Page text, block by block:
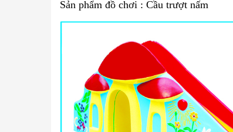
Sản phẩm đồ chơi : Cầu trượt nấm